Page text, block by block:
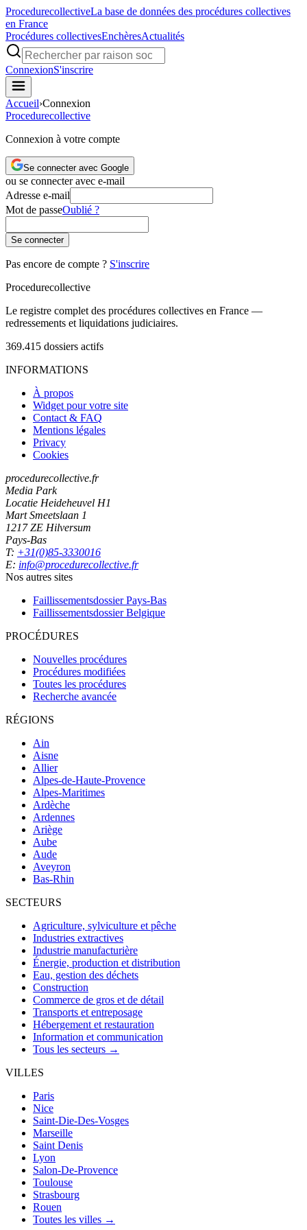
ProcedurecollectiveLa base de données des procédures collectives
en France
Procédures collectivesEnchèresActualités
ConnexionS'inscrire
Accueil›Connexion
Procedurecollective
Connexion à votre compte
Se connecter avec Google
ou se connecter avec e-mail
Adresse e-mail
Mot de passeOublié ?
Se connecter
Pas encore de compte ? S'inscrire
Procedurecollective
Le registre complet des procédures collectives en France —
redressements et liquidations judiciaires.
369.415 dossiers actifs
INFORMATIONS
À propos
Widget pour votre site
Contact & FAQ
Mentions légales
Privacy
Cookies
procedurecollective.fr
Media Park
Locatie Heideheuvel H1
Mart Smeetslaan 1
1217 ZE Hilversum
Pays-Bas
T: +31(0)85-3330016
E: info@procedurecollective.fr
Nos autres sites
Faillissementsdossier Pays-Bas
Faillissementsdossier Belgique
PROCÉDURES
Nouvelles procédures
Procédures modifiées
Toutes les procédures
Recherche avancée
RÉGIONS
Ain
Aisne
Allier
Alpes-de-Haute-Provence
Alpes-Maritimes
Ardèche
Ardennes
Ariège
Aube
Aude
Aveyron
Bas-Rhin
SECTEURS
Agriculture, sylviculture et pêche
Industries extractives
Industrie manufacturière
Énergie, production et distribution
Eau, gestion des déchets
Construction
Commerce de gros et de détail
Transports et entreposage
Hébergement et restauration
Information et communication
Tous les secteurs →
VILLES
Paris
Nice
Saint-Die-Des-Vosges
Marseille
Saint Denis
Lyon
Salon-De-Provence
Toulouse
Strasbourg
Rouen
Toutes les villes →